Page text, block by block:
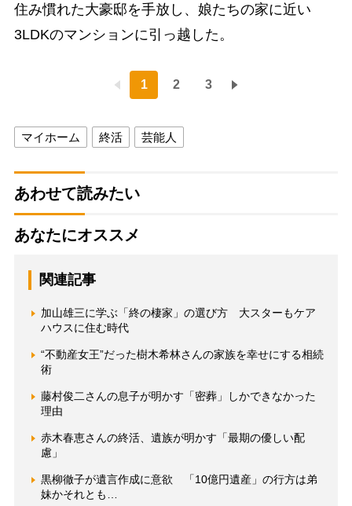
住み慣れた大豪邸を手放し、娘たちの家に近い
3LDKのマンションに引っ越した。
1 2 3
マイホーム 終活 芸能人
あわせて読みたい
あなたにオススメ
関連記事
加山雄三に学ぶ「終の棲家」の選び方 大スターもケア
ハウスに住む時代
“不動産女王”だった樹木希林さんの家族を幸せにする相続
術
藤村俊二さんの息子が明かす「密葬」しかできなかった
理由
赤木春恵さんの終活、遺族が明かす「最期の優しい配
慮」
黒柳徹子が遺言作成に意欲 「10億円遺産」の行方は弟
妹かそれとも…